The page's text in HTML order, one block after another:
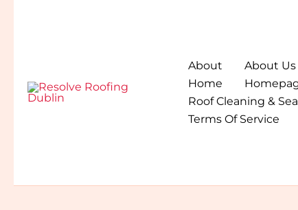
About
About Us
Home
Roof Cleaning &
Terms Of Service